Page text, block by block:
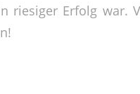
riesiger Erfolg war.